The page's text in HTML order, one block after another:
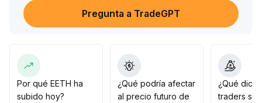
sus posiciones y puntos de stop loss según dichos
límites y mantener un control estricto del
2025, la exposición al riesgo se ha reducido
considerablemente, sentando una base saludable para
la evolución a medio y largo plazo.
Los fondos de ETF spot siguen fluyendo y la
Pregunta a TradeGPT
Por qué EETH ha
subido hoy?
¿Qué podría afectar
al precio futuro de
¿Qué
traders